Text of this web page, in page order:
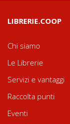
LIBRERIE.COOP
Chi siamo
Le Librerie
Servizi e vantaggi
Raccolta punti
Eventi